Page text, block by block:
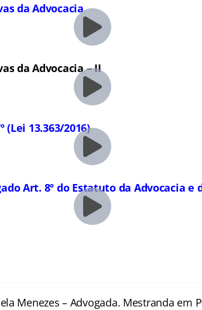
da Advocacia
da Advocacia – II
(Lei 13.363/2016)
Art. 8º do Estatuto da Advocacia e
Menezes – Advogada. Mestranda em